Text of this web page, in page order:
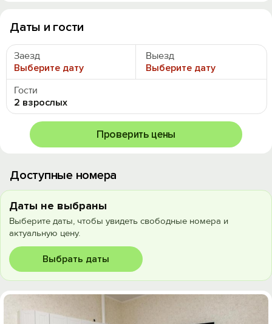
Даты и гости
Заезд
Выберите дату
Выезд
Выберите дату
Гости
2 взрослых
Проверить цены
Доступные номера
Даты не выбраны
Выберите даты, чтобы увидеть свободные номера и
актуальную цену.
Выбрать даты